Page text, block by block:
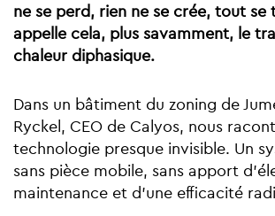
ne se perd, rien ne se crée, tout se
appelle cela, plus savamment, le
chaleur diphasique.
Dans un bâtiment du zoning de
Ryckel, CEO de Calyos, nous
technologie presque invisible. Un
sans pièce mobile, sans apport
maintenance et d’une efficacité